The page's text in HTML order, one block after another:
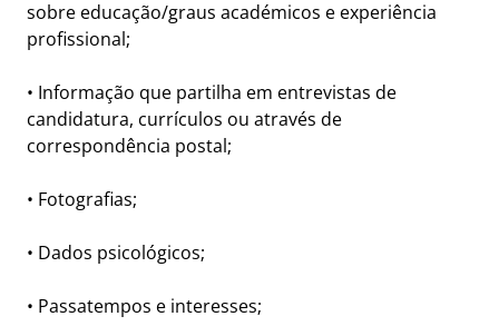
sobre educação/graus académicos e experiência
profissional;
• Informação que partilha em entrevistas de
candidatura, currículos ou através de
correspondência postal;
• Fotografias;
• Dados psicológicos;
• Passatempos e interesses;